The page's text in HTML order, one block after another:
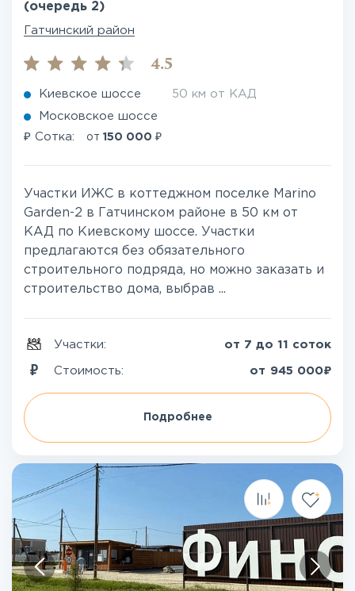
(очередь 2)
Гатчинский район
4.5
Киевское шоссе 50 км от КАД
Московское шоссе
₽ Сотка: от 150 000 ₽
Участки ИЖС в коттеджном поселке Marino
Garden-2 в Гатчинском районе в 50 км от
КАД по Киевскому шоссе. Участки
предлагаются без обязательного
строительного подряда, но можно заказать и
строительство дома, выбрав ...
Участки: от 7 до 11 соток
Стоимость: от 945 000₽
Подробнее